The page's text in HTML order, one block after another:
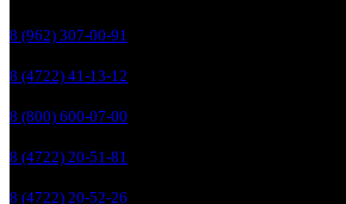
8 (962) 307-00-91
8 (4722) 41-13-12
8 (800) 600-07-00
8 (4722) 20-51-81
8 (4722) 20-52-26